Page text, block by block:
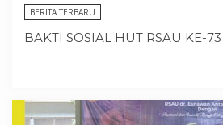
BERITA TERBARU
BAKTI SOSIAL HUT RSAU KE-73